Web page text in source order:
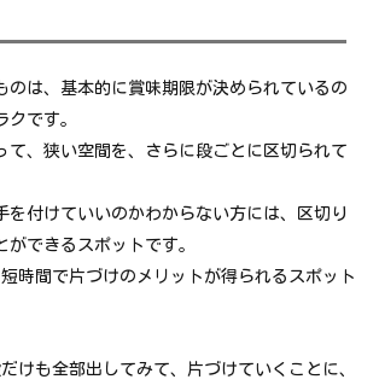
のは、基本的に賞味期限が決められているの
クです。
て、狭い空間を、さらに段ごとに区切られて
を付けていいのかわからない方には、区切り
ができるスポットです。
時間で片づけのメリットが得られるスポット
けも全部出してみて、片づけていくことに、